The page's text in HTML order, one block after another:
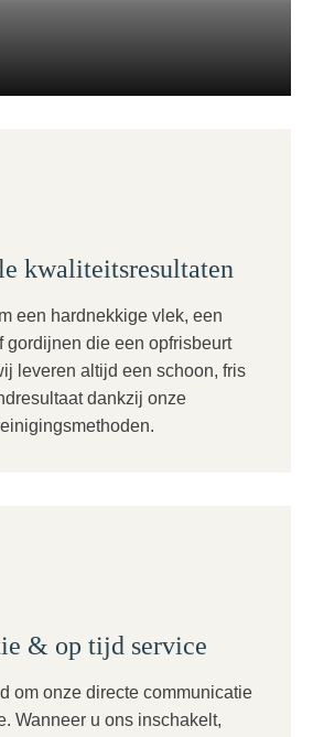
kwaliteitsresultaten
een hardnekkige vlek, een
gordijnen die een opfrisbeurt
leveren altijd een schoon, fris
dankzij onze
& op tijd service
om onze directe communicatie
Wanneer u ons inschakelt,